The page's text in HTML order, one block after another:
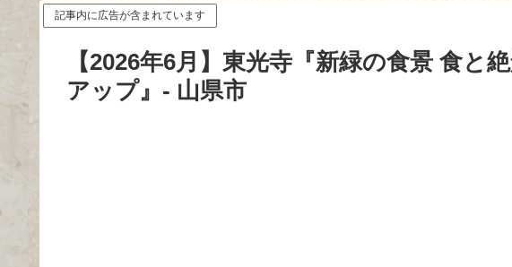
記事内に広告が含まれています
【2026年6月】東光寺『新緑の食景 食と
アップ』- 山県市